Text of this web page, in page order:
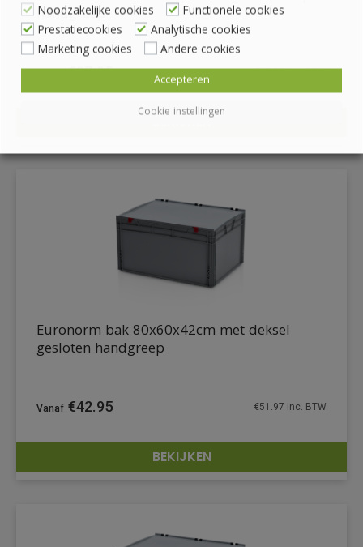
handgreep
€37.95 €45.92inc. BTW
BEKIJKEN
DETAILS
Euronorm bak 80x60x42cm met deksel
gesloten handgreep
€42.95 €51.97 inc. BTW
BEKIJKEN
Noodzakelijke cookies
Functionele cookies
Prestatiecookies
Analytische cookies
Marketing cookies
Andere cookies
Cookie instellingen
Accepteren